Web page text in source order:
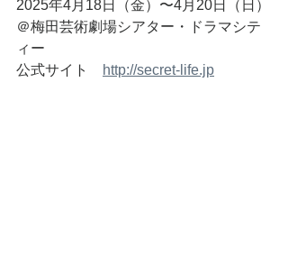
2025年4月18日（金）〜4月20日（日）
＠梅田芸術劇場シアター・ドラマシテ
ィー
公式サイト
http://secret-life.jp